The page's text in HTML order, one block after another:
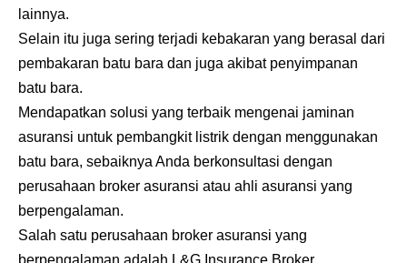
lainnya.
Selain itu juga sering terjadi kebakaran yang berasal dari
pembakaran batu bara dan juga akibat penyimpanan
batu bara.
Mendapatkan solusi yang terbaik mengenai jaminan
asuransi untuk pembangkit listrik dengan menggunakan
batu bara, sebaiknya Anda berkonsultasi dengan
perusahaan broker asuransi atau ahli asuransi yang
berpengalaman.
Salah satu perusahaan broker asuransi yang
berpengalaman adalah
L&G Insurance Broker.